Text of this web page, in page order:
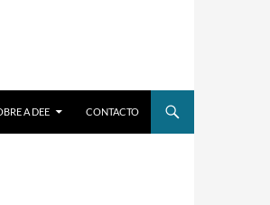
A DEE CONTACTO